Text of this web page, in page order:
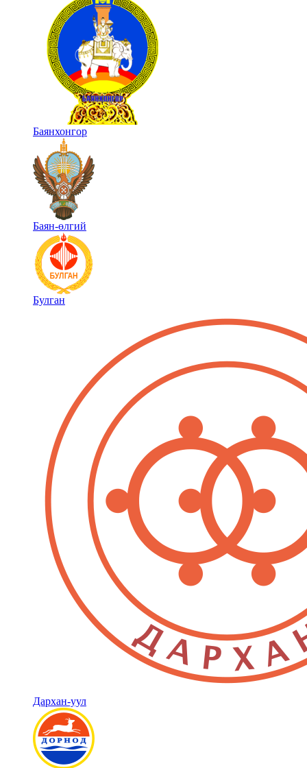
Баянхонгор
Баян-өлгий
Булган
Дархан-уул